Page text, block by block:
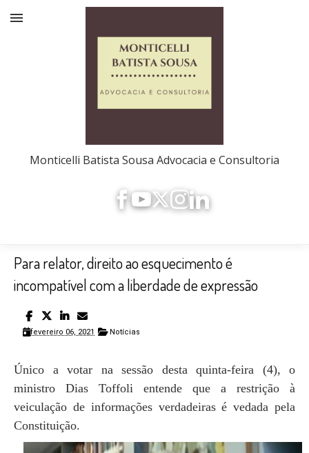
Monticelli Batista Sousa Advocacia e Consultoria
Para relator, direito ao esquecimento é
incompatível com a liberdade de expressão
fevereiro 06, 2021 Notícias
Único a votar na sessão desta quinta-feira (4), o
ministro Dias Toffoli entende que a restrição à
veiculação de informações verdadeiras é vedada pela
Constituição.